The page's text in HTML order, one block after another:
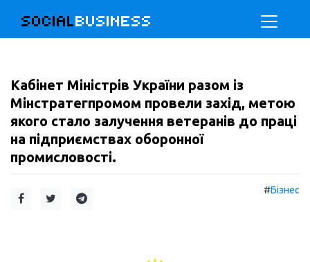
SOCIALBUSINESS
Кабінет Міністрів України разом із
Мінстратегпромом провели захід, метою
якого стало залучення ветеранів до праці
на підприємствах оборонної
промисловості.
#Бізнес